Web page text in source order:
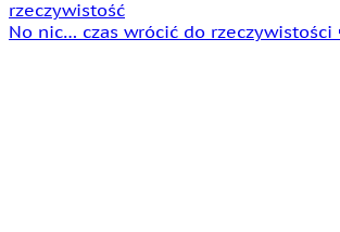
No nic… czas wrócić do rzeczywistości